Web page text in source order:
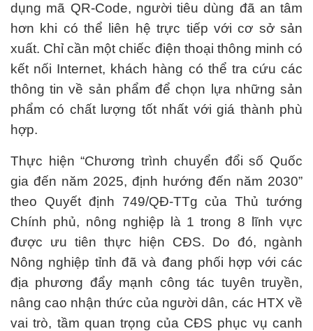
dụng mã QR-Code, người tiêu dùng đã an tâm
hơn khi có thể liên hệ trực tiếp với cơ sở sản
xuất. Chỉ cần một chiếc điện thoại thông minh có
kết nối Internet, khách hàng có thể tra cứu các
thông tin về sản phẩm để chọn lựa những sản
phẩm có chất lượng tốt nhất với giá thành phù
hợp.
Thực hiện “Chương trình chuyển đổi số Quốc
gia đến năm 2025, định hướng đến năm 2030”
theo Quyết định 749/QĐ-TTg của Thủ tướng
Chính phủ, nông nghiệp là 1 trong 8 lĩnh vực
được ưu tiên thực hiện CĐS. Do đó, ngành
Nông nghiệp tỉnh đã và đang phối hợp với các
địa phương đẩy mạnh công tác tuyên truyền,
nâng cao nhận thức của người dân, các HTX về
vai trò, tầm quan trọng của CĐS phục vụ canh